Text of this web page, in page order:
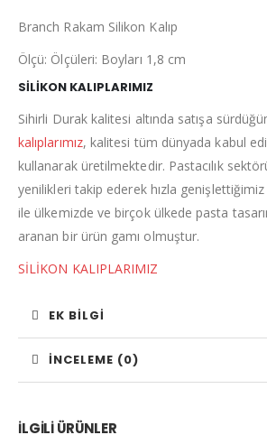
Branch Rakam Silikon Kalıp
Ölçü: Ölçüleri: Boyları 1,8 cm
SİLİKON KALIPLARIMIZ
Sihirli Durak kalitesi altında satışa
kalıplarımız, kalitesi tüm dünyada kabul
kullanarak üretilmektedir. Pastacılık
yenilikleri takip ederek hızla genişlettiğimiz
ile ülkemizde ve birçok ülkede pasta
aranan bir ürün gamı olmuştur.
SİLİKON KALIPLARIMIZ
EK BILGI
İNCELEME (0)
İLGILI ÜRÜNLER